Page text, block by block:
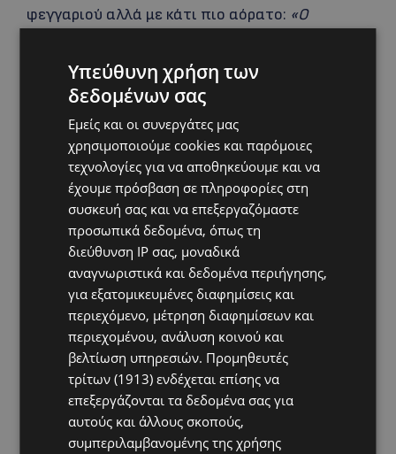
φεγγαριού αλλά με κάτι πιο αόρατο: «Ο
από το φεγγάρι»αναφέρει ο Casiraghi και
συνεχίζει«οπότε δεν μπορεί να εξηγηθεί γιατί
λόγια, από τη στιγμή που ο φωτισμός και η
τεχνολογία της σύγχρονης ζωής αποσυνδέουν
πλήρως τους περισσότερους ανθρώπους από
το φως του φεγγαριού, πρέπει να υπάρχει ένας
άλλος μηχανισμός που παίζει κάποιο ρόλο.
Πηγή: in.gr
Υπεύθυνη χρήση των
δεδομένων σας
Εμείς και οι συνεργάτες μας
χρησιμοποιούμε cookies και παρόμοιες
τεχνολογίες για να αποθηκεύουμε και να
έχουμε πρόσβαση σε πληροφορίες στη
συσκευή σας και να επεξεργαζόμαστε
προσωπικά δεδομένα, όπως τη
διεύθυνση IP σας, μοναδικά
αναγνωριστικά και δεδομένα περιήγησης,
για εξατομικευμένες διαφημίσεις και
περιεχόμενο, μέτρηση διαφημίσεων και
περιεχομένου, ανάλυση κοινού και
βελτίωση υπηρεσιών. Προμηθευτές
τρίτων (1913) ενδέχεται επίσης να
επεξεργάζονται τα δεδομένα σας για
αυτούς και άλλους σκοπούς,
συμπεριλαμβανομένης της χρήσης